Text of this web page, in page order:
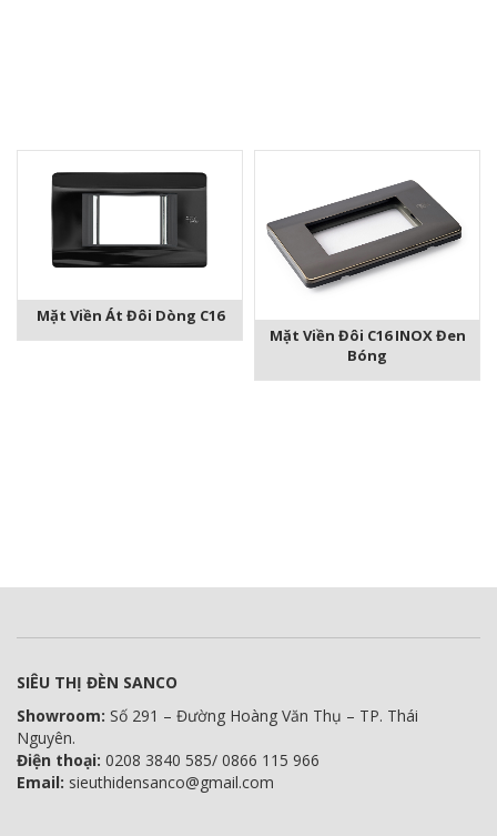
Mặt Viền Át Đôi Dòng C16
Mặt Viền Đôi C16 INOX Đen
Bóng
SIÊU THỊ ĐÈN SANCO
Showroom: Số 291 – Đường Hoàng Văn Thụ – TP. Thái
Nguyên.
Điện thoại: 0208 3840 585/ 0866 115 966
Email: sieuthidensanco@gmail.com